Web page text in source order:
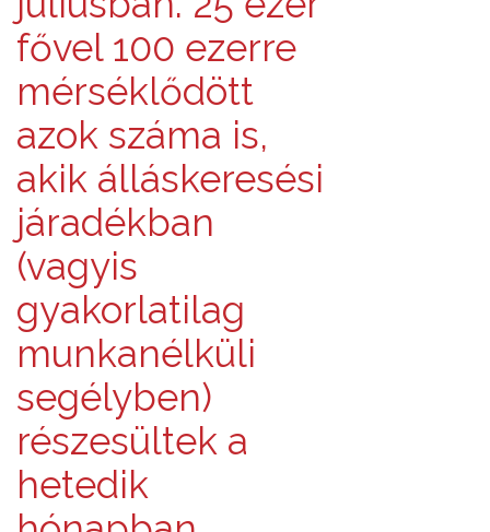
fővel 100 ezerre
mérséklődött
azok száma is,
akik álláskeresési
járadékban
(vagyis
gyakorlatilag
munkanélküli
segélyben)
részesültek a
hetedik